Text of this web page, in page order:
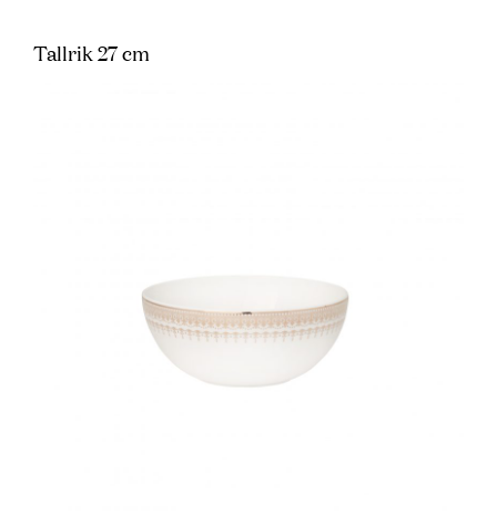
Tallrik 27 cm